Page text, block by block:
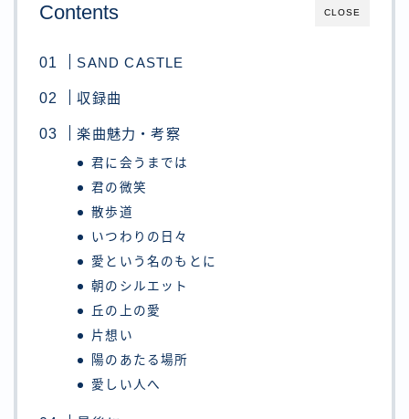
CLOSE
Contents
SAND CASTLE
収録曲
楽曲魅力・考察
君に会うまでは
君の微笑
散歩道
いつわりの日々
愛という名のもとに
朝のシルエット
丘の上の愛
片想い
陽のあたる場所
愛しい人へ